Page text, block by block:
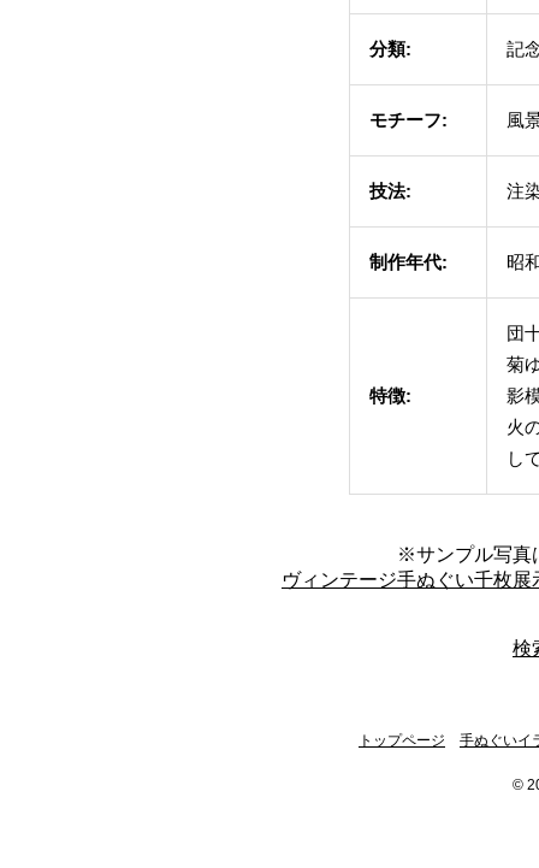
分類: 記
モチーフ: 風
技法: 注
制作年代: 昭
特徴:
団
菊
影
火
し
※サンプル写真
ヴィンテージ手ぬぐい千枚展
検
トップページ 手ぬぐいイ
©